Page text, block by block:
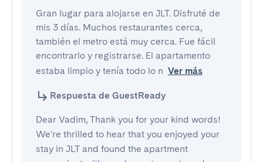
Gran lugar para alojarse en JLT. Disfruté de
mis 3 días. Muchos restaurantes cerca,
también el metro está muy cerca. Fue fácil
encontrarlo y registrarse. El apartamento
estaba limpio y tenía todo lo n Ver más
Respuesta de GuestReady
Dear Vadim, Thank you for your kind words!
We're thrilled to hear that you enjoyed your
stay in JLT and found the apartment